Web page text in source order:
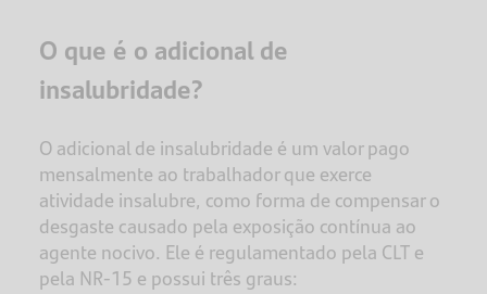
O que é o adicional de
insalubridade?
O adicional de insalubridade é um valor pago
mensalmente ao trabalhador que exerce
atividade insalubre, como forma de compensar o
desgaste causado pela exposição contínua ao
agente nocivo. Ele é regulamentado pela CLT e
pela NR-15 e possui três graus: